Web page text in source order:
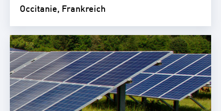
Occitanie, Frankreich